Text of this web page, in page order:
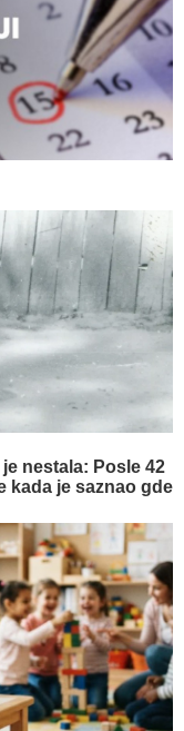
nestala: Posle 42
kada je saznao gde